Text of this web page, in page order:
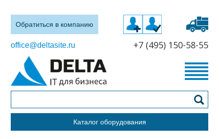
Обратиться в компанию
office@deltasite.ru +7 (495) 150-58-55
Каталог оборудования